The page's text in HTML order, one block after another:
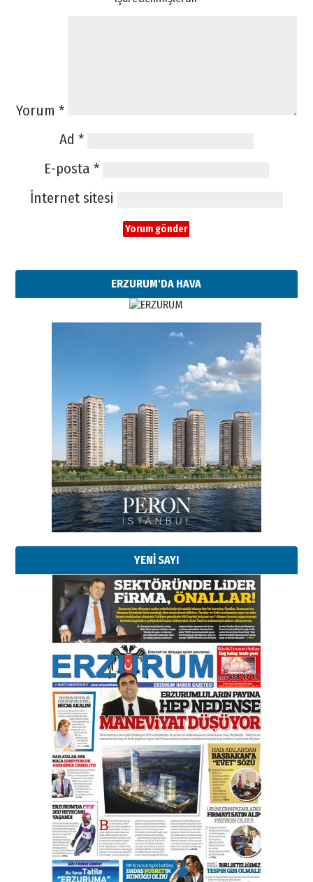
Yorum *
Ad *
E-posta *
İnternet sitesi
ERZURUM'DA HAVA
YENİ SAYI
Esat BİNDESEN
Başkan Sekmen’den Erzurum’a
bir vizyon proje daha!
02 Ağustos 2026 Pazar
Kadir SABUNCUOĞLU
Erzurumspor’un köşe taşları
29 Haziran 2026 Pazartesi
Kenan GÜLERCİ
Murat Şahsuvaroğlu ERKON’da
çıtayı yukarı taşırken,
yönetimdekiler aşağı
çekmemeli!
17 Şubat 2026 SalıOrhan BOZKURT
Bir fotoğraf, bir şehir, bir
gazeteci… Dizginler kimin
elinde?
31 Mart 2026 Salı
A. Berhan Yılmaz
BİR BÖLÜM DEĞİL, BİR ÖMÜR
SEÇİYORSUNUZ… “NEDEN
ATATÜRK ÜNİVERSİTESİ?”
28 Temmuz 2026 Salı
Ahmet Gökhan YAZICI
Ahmed Yesevi’den bir Alperen…
”Reisimiz” idi… Hakka yürüdü.!
26 Mart 2026 Perşembe
Cem Bakırcı
Ardında bıraktığı hatıralarıyla
gönül adamı Faruk Terzioğlu!
13 Mayıs 2026 Çarşamba